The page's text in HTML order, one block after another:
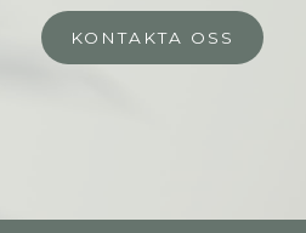
KONTAKTA OSS